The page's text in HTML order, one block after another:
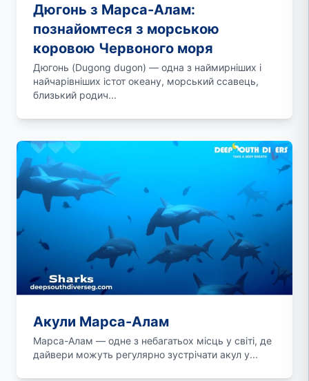
Дюгонь з Марса-Алам:
познайомтеся з морською
коровою Червоного моря
Дюгонь (Dugong dugon) — одна з наймирніших і
найчарівніших істот океану, морський ссавець,
близький родич...
Акули Марса-Алам
Марса-Алам — одне з небагатьох місць у світі, де
дайвери можуть регулярно зустрічати акул у...